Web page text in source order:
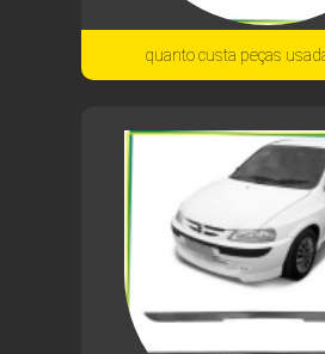
quanto custa peças